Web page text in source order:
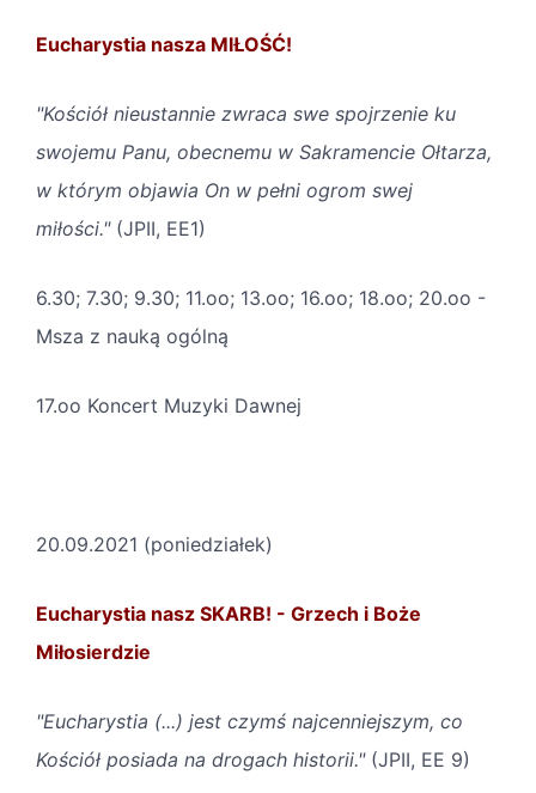
Eucharystia nasza MIŁOŚĆ!
"Kościół nieustannie zwraca swe spojrzenie ku
swojemu Panu, obecnemu w Sakramencie Ołtarza,
w którym objawia On w pełni ogrom swej
miłości." (JPII, EE1)
6.30; 7.30; 9.30; 11.oo; 13.oo; 16.oo; 18.oo; 20.oo -
Msza z nauką ogólną
17.oo Koncert Muzyki Dawnej
20.09.2021 (poniedziałek)
Eucharystia nasz SKARB! - Grzech i Boże
Miłosierdzie
"Eucharystia (...) jest czymś najcenniejszym, co
Kościół posiada na drogach historii."(JPII, EE 9)